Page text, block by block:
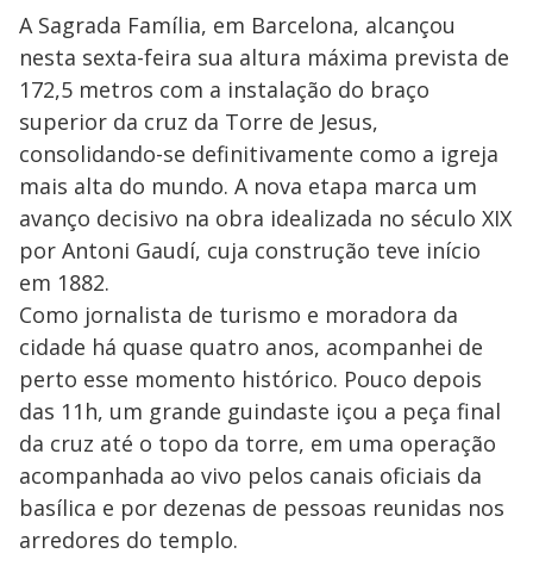
A Sagrada Família, em Barcelona, alcançou
nesta sexta-feira sua altura máxima prevista de
172,5 metros com a instalação do braço
superior da cruz da Torre de Jesus,
consolidando-se definitivamente como a igreja
mais alta do mundo. A nova etapa marca um
avanço decisivo na obra idealizada no século XIX
por Antoni Gaudí, cuja construção teve início
em 1882.
Como jornalista de turismo e moradora da
cidade há quase quatro anos, acompanhei de
perto esse momento histórico. Pouco depois
das 11h, um grande guindaste içou a peça final
da cruz até o topo da torre, em uma operação
acompanhada ao vivo pelos canais oficiais da
basílica e por dezenas de pessoas reunidas nos
arredores do templo.